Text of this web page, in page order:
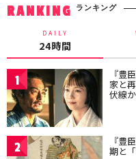
RANKING ランキング
DAILY
24時間
1 『豊
家と
伏線
2 『豊
期と